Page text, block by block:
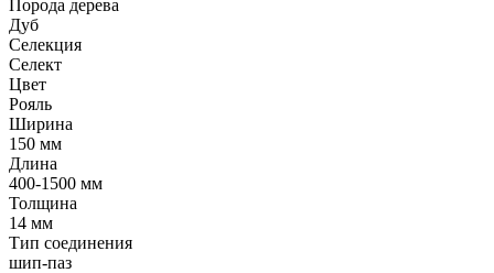
Порода дерева
Дуб
Селекция
Селект
Цвет
Рояль
Ширина
150 мм
Длина
400-1500 мм
Толщина
14 мм
Тип соединения
шип-паз